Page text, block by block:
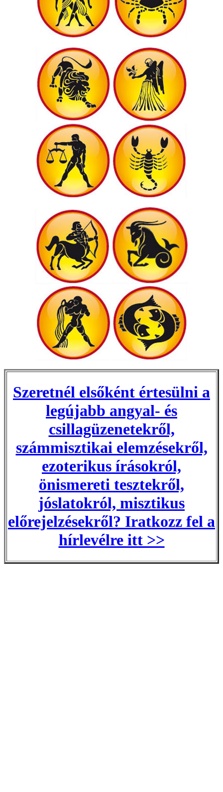
Szeretnél elsőként értesülni a
legújabb angyal- és
csillagüzenetekről,
számmisztikai elemzésekről,
ezoterikus írásokról,
önismereti tesztekről,
jóslatokról, misztikus
előrejelzésekről? Iratkozz fel a
hírlevélre itt >>